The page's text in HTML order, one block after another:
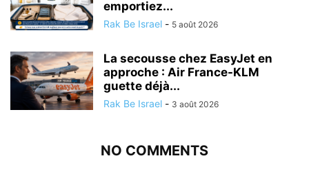
emportiez...
Rak Be Israel - 5 août 2026
La secousse chez EasyJet en
approche : Air France-KLM
guette déjà...
Rak Be Israel - 3 août 2026
NO COMMENTS